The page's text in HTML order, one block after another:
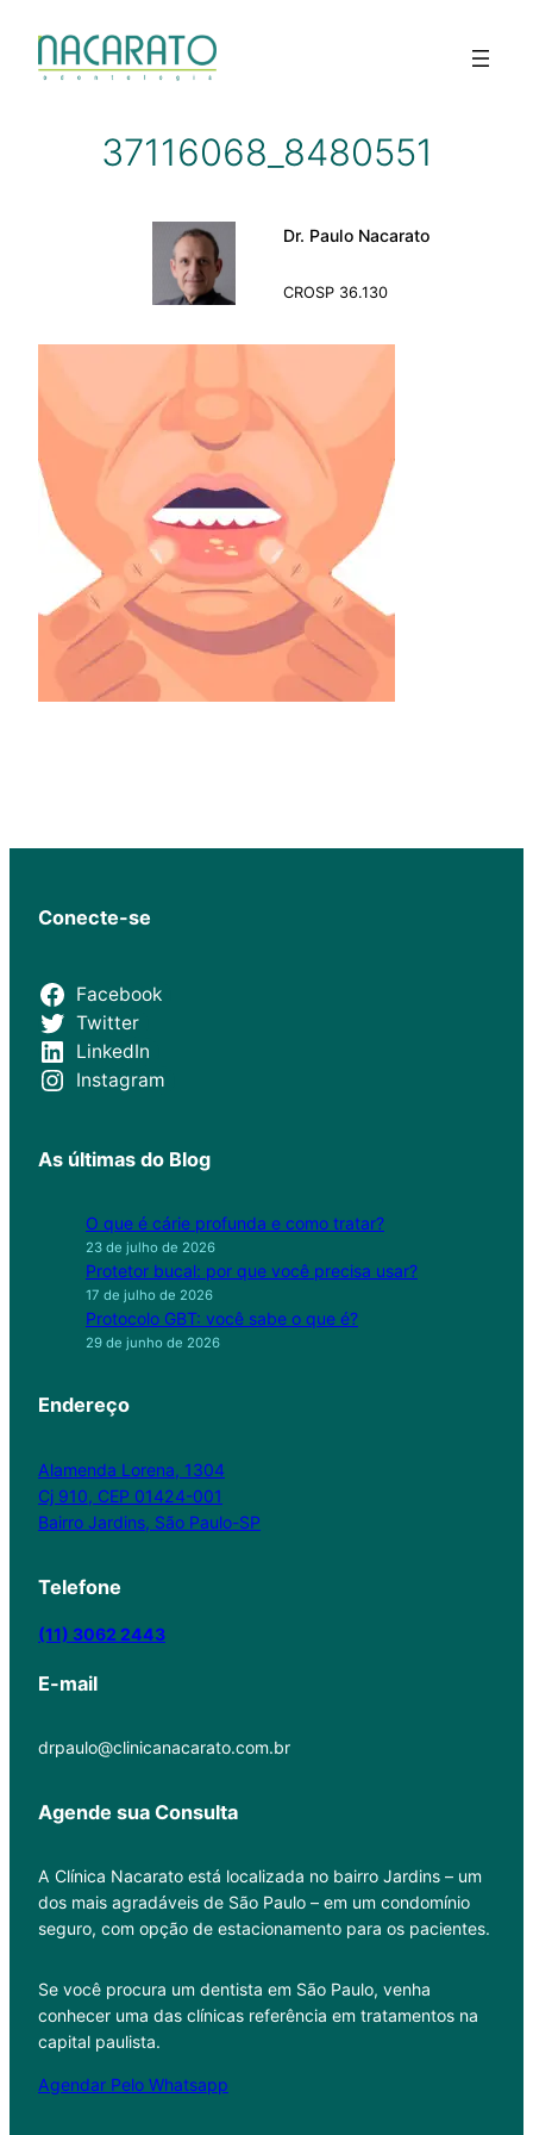
37116068_8480551
Dr. Paulo Nacarato
CROSP 36.130
Conecte-se
Facebook
Twitter
LinkedIn
Instagram
As últimas do Blog
O que é cárie profunda e como tratar?
23 de julho de 2026
Protetor bucal: por que você precisa usar?
17 de julho de 2026
Protocolo GBT: você sabe o que é?
29 de junho de 2026
Endereço
Alamenda Lorena, 1304
Cj 910, CEP 01424-001
Bairro Jardins, São Paulo-SP
Telefone
(11) 3062 2443
E-mail
drpaulo@clinicanacarato.com.br
Agende sua Consulta
A Clínica Nacarato está localizada no bairro Jardins – um
dos mais agradáveis de São Paulo – em um condomínio
seguro, com opção de estacionamento para os pacientes.
Se você procura um dentista em São Paulo, venha
conhecer uma das clínicas referência em tratamentos na
capital paulista.
Agendar Pelo Whatsapp